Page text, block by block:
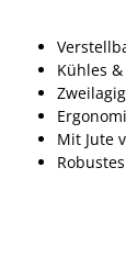
Kühles
Mit Jute